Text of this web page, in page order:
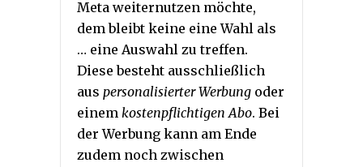
Meta weiternutzen möchte,
dem bleibt keine eine Wahl als
… eine Auswahl zu treffen.
Diese besteht ausschließlich
aus personalisierter Werbung oder
einem kostenpflichtigen Abo. Bei
der Werbung kann am Ende
zudem noch zwischen